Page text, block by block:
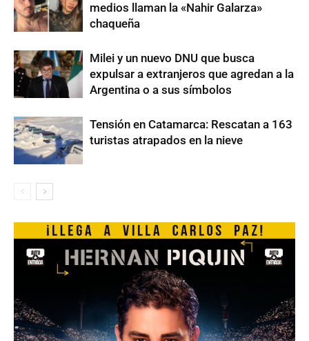
medios llaman la «Nahir Galarza»
chaqueña
Milei y un nuevo DNU que busca
expulsar a extranjeros que agredan a la
Argentina o a sus símbolos
Tensión en Catamarca: Rescatan a 163
turistas atrapados en la nieve